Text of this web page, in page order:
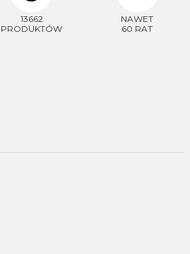
13662
PRODUKTÓW
NAWET
60 RAT